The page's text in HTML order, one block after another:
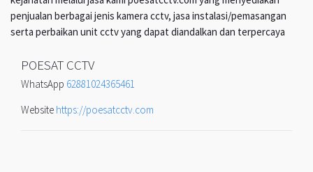
penjualan berbagai jenis kamera cctv, jasa instalasi/pemasangan
serta perbaikan unit cctv yang dapat diandalkan dan terpercaya
POESAT CCTV
WhatsApp 62881024365461
Website https://poesatcctv.com